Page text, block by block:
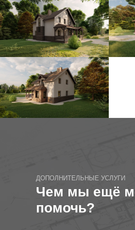
ДОПОЛНИТЕЛЬНЫЕ УСЛУГИ
Чем мы ещё
помочь?